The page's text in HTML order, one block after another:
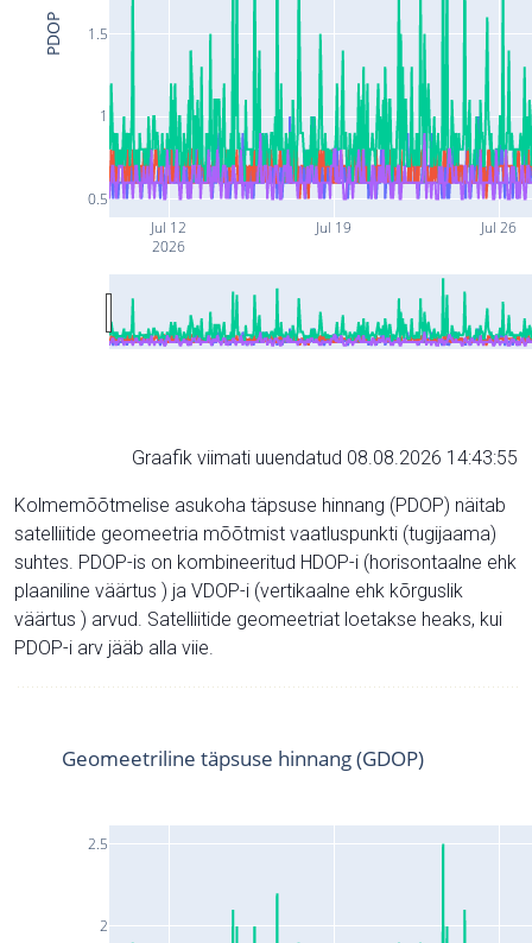
Jul 12
2026
Jul 19 Jul 26
0.5
1
1.5
PDOP
Graafik viimati uuendatud 08.08.2026 14:43:55
Kolmemõõtmelise asukoha täpsuse hinnang (PDOP) näitab
satelliitide geomeetria mõõtmist vaatluspunkti (tugijaama)
suhtes. PDOP-is on kombineeritud HDOP-i (horisontaalne ehk
plaaniline väärtus ) ja VDOP-i (vertikaalne ehk kõrguslik
väärtus ) arvud. Satelliitide geomeetriat loetakse heaks, kui
PDOP-i arv jääb alla viie.
2
2.5
Geomeetriline täpsuse hinnang (GDOP)